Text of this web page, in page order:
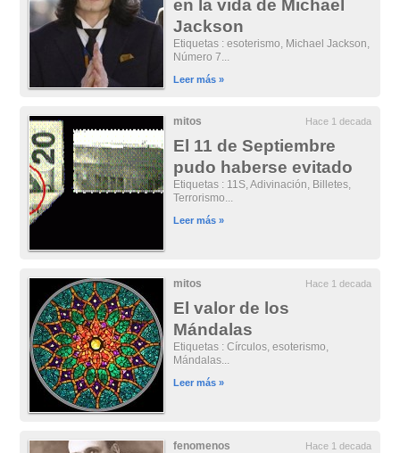
en la vida de Michael
Jackson
Etiquetas : esoterismo, Michael Jackson,
Número 7...
Leer más »
mitos Hace 1 decada
El 11 de Septiembre
pudo haberse evitado
Etiquetas : 11S, Adivinación, Billetes,
Terrorismo...
Leer más »
mitos Hace 1 decada
El valor de los
Mándalas
Etiquetas : Círculos, esoterismo,
Mándalas...
Leer más »
fenomenos Hace 1 decada